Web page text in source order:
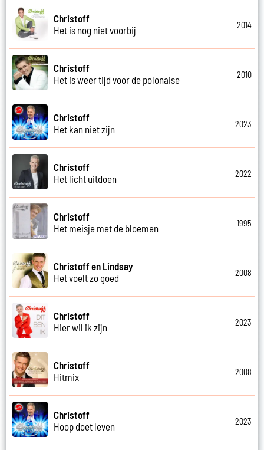
Christoff
Het is nog niet voorbij
2014
Christoff
Het is weer tijd voor de polonaise
2010
Christoff
Het kan niet zijn
2023
Christoff
Het licht uitdoen
2022
Christoff
Het meisje met de bloemen
1995
Christoff en Lindsay
Het voelt zo goed
2008
Christoff
Hier wil ik zijn
2023
Christoff
Hitmix
2008
Christoff
Hoop doet leven
2023